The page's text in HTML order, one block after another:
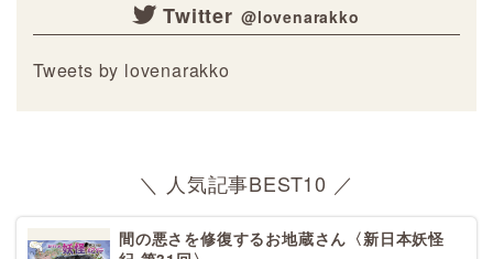
Twitter
Tweets by lovenarakko
＼ 人気記事BEST10 ／
間の悪さを修復するお地蔵さん〈新日本妖怪